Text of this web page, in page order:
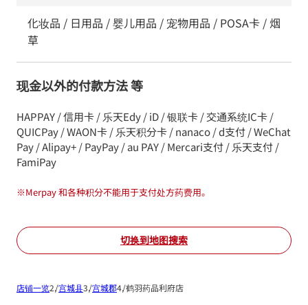
化妆品 / 日用品 / 婴儿用品 / 宠物用品 / POSA卡 / 烟
草
现金以外的付款方法 等
HAPPAY / 信用卡 / 乐天Edy / iD / 银联卡 / 交通系统IC卡 /
QUICPay / WAON卡 / 乐天积分卡 / nanaco / d支付 / WeChat
Pay / Alipay+ / PayPay / au PAY / Mercari支付 / 乐天支付 /
FamiPay
※Merpay 和各种积分不能用于支付处方药费用。
切换到地图搜索
店铺一览 宫城县 宫城郡 鹤羽药品利府店